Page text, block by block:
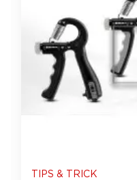
TIPS & TRICK